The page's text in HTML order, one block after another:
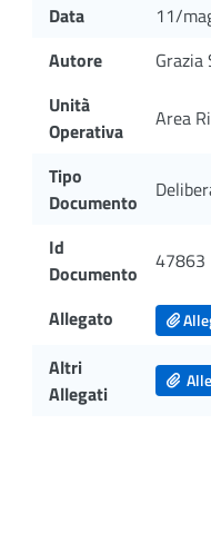
Data
11/
Autore
Grazia
Unità
Operativa
Area
Tipo
Documento
Id
Documento
47863
Allegato
Altri
Allegati